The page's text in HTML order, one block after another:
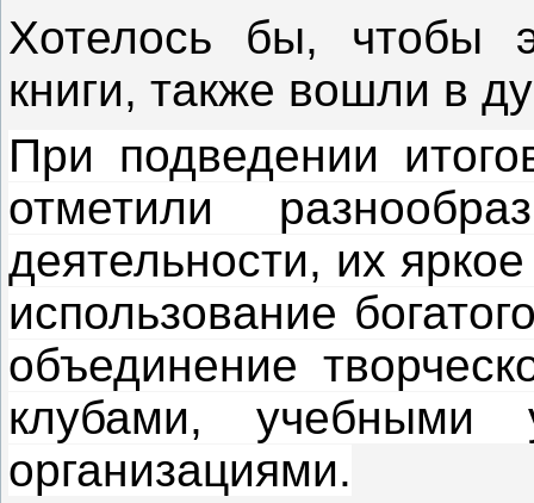
Хотелось бы, чтобы
книги, также вошли в
При подведении
отметили
деятельности, их
использование
объединение
клубами, учебными
организациями.